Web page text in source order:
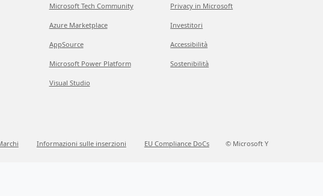
Microsoft Tech Community
Azure Marketplace
AppSource
Microsoft Power Platform
Visual Studio
Privacy in Microsoft
Investitori
Accessibilità
Sostenibilità
Informazioni sulle inserzioni EU Compliance DoCs © Microsoft Y